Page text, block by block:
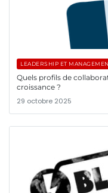
LEADERSHIP ET
Quels profils de
croissance ?
29 octobre 2025